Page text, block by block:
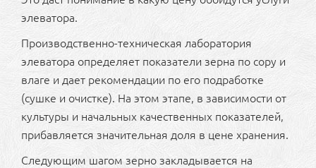
элеватора.
Производственно-техническая лаборатория
элеватора определяет показатели зерна по сору и
влаге и дает рекомендации по его подработке
(сушке и очистке). На этом этапе, в зависимости от
культуры и начальных качественных показателей,
прибавляется значительная доля в цене хранения.
Следующим шагом зерно закладывается на